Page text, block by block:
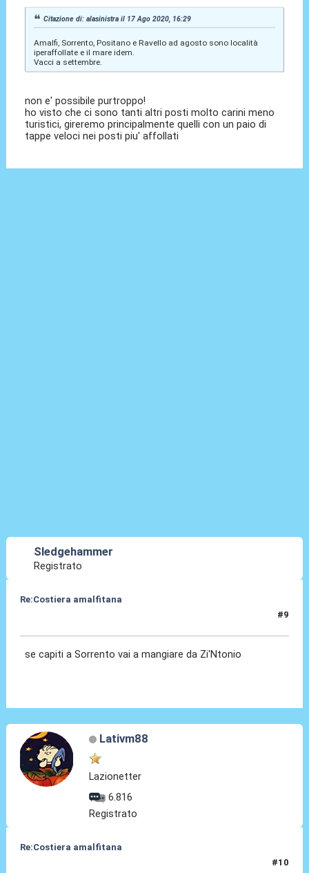
Citazione di: alasinistra il 17 Ago 2020, 16:29
Amalfi, Sorrento, Positano e Ravello ad agosto sono località
iperaffollate e il mare idem.
Vacci a settembre.
non e' possibile purtroppo!
ho visto che ci sono tanti altri posti molto carini meno
turistici, gireremo principalmente quelli con un paio di
tappe veloci nei posti piu' affollati
Sledgehammer
Registrato
Re:Costiera amalfitana
#9
se capiti a Sorrento vai a mangiare da Zi'Ntonio
Lativm88
Lazionetter
6.816
Registrato
Re:Costiera amalfitana
#10